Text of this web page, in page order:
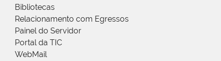
Bibliotecas
Relacionamento com Egressos
Painel do Servidor
Portal da TIC
WebMail